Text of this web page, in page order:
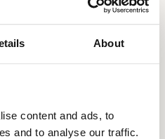
About
content and ads, to
and to analyse our traffic.
qui vous protégera
un style élégant et
porter au quotidien.